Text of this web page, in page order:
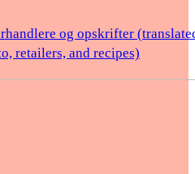
og opskrifter
retailers, and recipes)